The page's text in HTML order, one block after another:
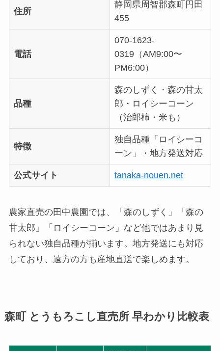
住所
静岡県周智郡森町円田
455
電話
070-1623-
0319（AM9:00〜
PM6:00）
品種
森のしずく・森の甘太
郎・ロイシーコーン
（治郎柿・米も）
特徴
独自品種「ロイシーコ
ーン」・地方発送対応
公式サイト tanaka-nouen.net
農家直売の田中農園では、「森のしずく」「森の
甘太郎」「ロイシーコーン」など他ではあまり見
られない独自品種が揃います。地方発送にも対応
しており、遠方の方も産地直送で楽しめます。
森町 とうもろこし直売所 早わかり比較表